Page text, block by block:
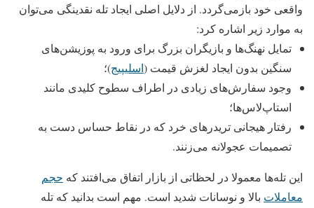
واقعی خود بازمی‌گردد. از دلایل اصلی ایجاد تله نقدینگی می‌توان
به موارد زیر اشاره کرد:
تمایل نهنگ‌ها و بازیگران بزرگ برای ورود به پوزیشن‌های
سنگین بدون ایجاد لغزش قیمت (اسلیپیج)؛
وجود سفارش‌های زیادی در اطراف سطوح کلیدی مانند
استاپ‌لاس‌ها؛
رفتار هیجانی تریدرهای خرد که در نقاط حساس دست به
تصمیمات عجولانه می‌زنند.
این تله‌ها معمولا در لحظاتی از بازار اتفاق می‌افتند که حجم
معاملات بالا و نوسانات شدید است. مهم است بدانید که تله